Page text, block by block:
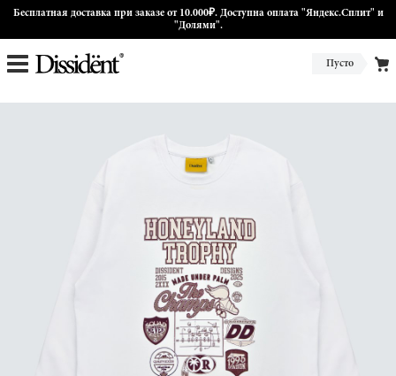
Бесплатная доставка при заказе от 10.000₽. Доступна оплата "Яндекс.Сплит" и
"Долями".
Пусто